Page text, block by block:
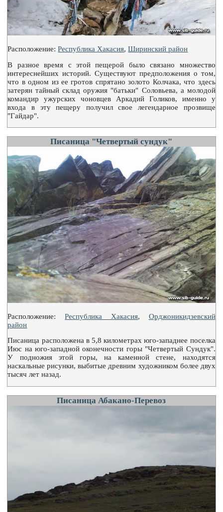
Расположение:Республика Хакасия,Ширинский район
В разное время с этой пещерой было связано множество
интереснейших историй. Существуют предположения о том,
что в одном из ее гротов спрятано золото Колчака, что здесь
затерян тайный склад оружия "батьки" Соловьева, а молодой
командир ужурских чоновцев Аркадий Голиков, именно у
входа в эту пещеру получил свое легендарное прозвище
"Гайдар".
Писаница "Четвертый сундук"
Расположение:Республика Хакасия, Орджоникидзевский
район
Писаница расположена в 5,8 километрах юго-западнее поселка
Июс на юго-западной оконечности горы "Четвертый Сундук".
У подножия этой горы, на каменной стене, находятся
наскальные рисунки, выбитые древним художником более двух
тысяч лет назад.
Писаница Абакано-Перевоз